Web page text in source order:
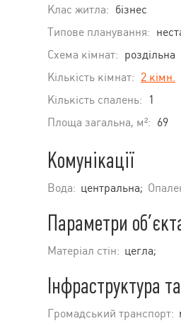
Клас житла: бізнес
Типове планування:
Схема кімнат: роздільна
Кількість кімнат: 2 кімн.
Кількість спалень:
1
Площа загальна, м²: 69
Комунікації
Вода: центральна;
Параметри
Матеріал стін: цегла;
Інфраструктура
Громадський транспорт: